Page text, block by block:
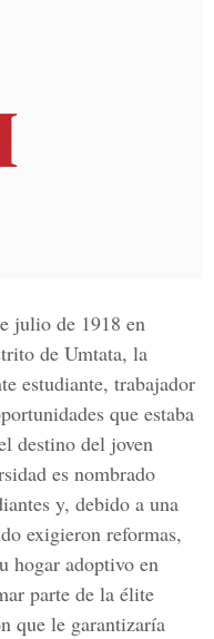
julio de 1918 en
de Umtata, la
estudiante, trabajador
que estaba
destino del joven
es nombrado
y, debido a una
exigieron reformas,
hogar adoptivo en
parte de la élite
que le garantizaría